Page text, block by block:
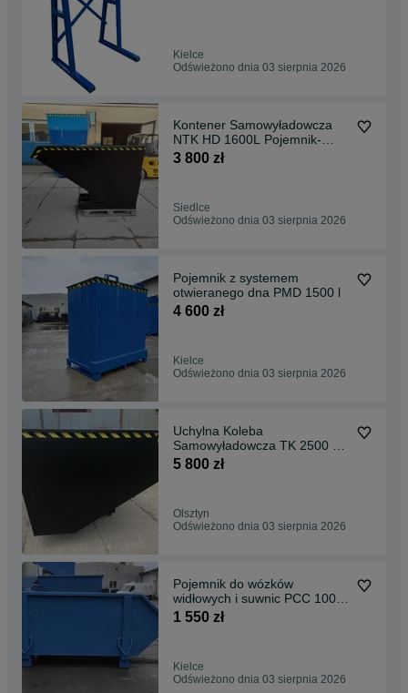
Kielce
Odświeżono dnia 03 sierpnia 2026
Kontener Samowyładowcza
NTK HD 1600L Pojemnik-
Złom,Gruz,Wióry,Plastik.
3 800 zł
Siedlce
Odświeżono dnia 03 sierpnia 2026
Pojemnik z systemem
otwieranego dna PMD 1500 l
4 600 zł
Kielce
Odświeżono dnia 03 sierpnia 2026
Uchylna Koleba
Samowyładowcza TK 2500 L
KONTENER
5 800 zł
Olsztyn
Odświeżono dnia 03 sierpnia 2026
Pojemnik do wózków
widłowych i suwnic PCC 1000
L KONTENER HIT CENOWY
1 550 zł
Kielce
Odświeżono dnia 03 sierpnia 2026